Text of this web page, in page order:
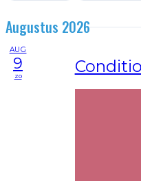
Augustus 2026
AUG
9
zo